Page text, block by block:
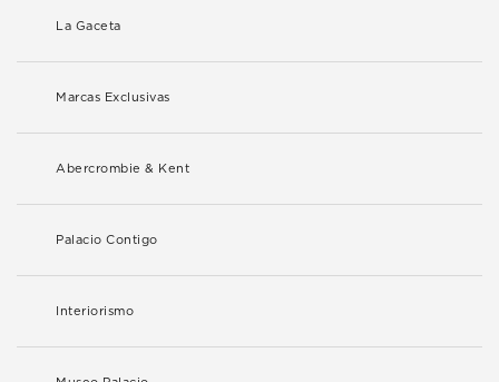
La Gaceta
Marcas Exclusivas
Abercrombie & Kent
Palacio Contigo
Interiorismo